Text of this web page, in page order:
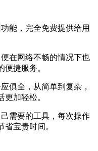
能，完全免费提供给用
在网络不畅的情况下也
捷服务。
全，从简单到复杂，
加轻松。
需要的工具，每次操作
宝贵时间。